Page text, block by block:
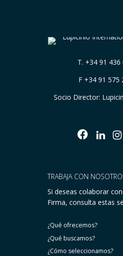
T. +34 91 436
F +34 91 575
Socio Director:
TRABAJA CON
Si deseas colaborar
Firma, consulta estas
¿Qué ofrecemos?
¿Qué buscamos?
¿Cómo seleccionamos?